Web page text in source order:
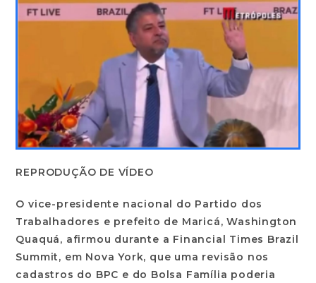
REPRODUÇÃO DE VÍDEO
O vice-presidente nacional do Partido dos
Trabalhadores e prefeito de Maricá, Washington
Quaquá, afirmou durante a Financial Times Brazil
Summit, em Nova York, que uma revisão nos
cadastros do BPC e do Bolsa Família poderia